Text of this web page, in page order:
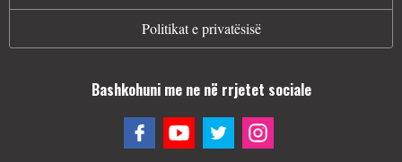
Politikat e privatësisë
Bashkohuni me ne në rrjetet sociale